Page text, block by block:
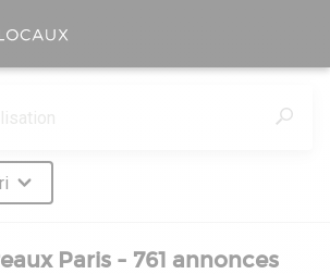
Paris - 761 annonces